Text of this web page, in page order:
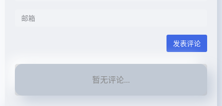
发表评论
暂无评论...